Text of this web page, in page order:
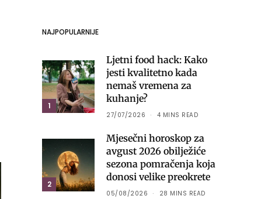
NAJPOPULARNIJE
1
Ljetni food hack: Kako
jesti kvalitetno kada
nemaš vremena za
kuhanje?
27/07/2026 4 MINS READ
2
Mjesečni horoskop za
avgust 2026 obilježiće
sezona pomračenja koja
donosi velike preokrete
05/08/2026 28 MINS READ